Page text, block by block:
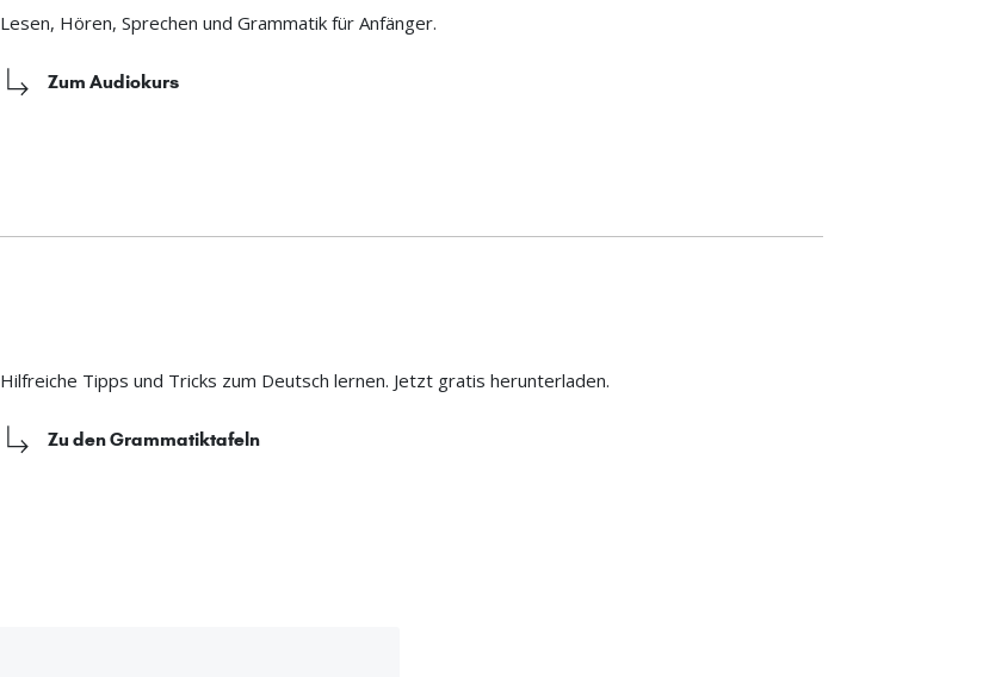
Lesen, Hören, Sprechen und Grammatik für Anfänger.
Zum Audiokurs
Hilfreiche Tipps und Tricks zum Deutsch lernen. Jetzt gratis herunterladen.
Zu den Grammatiktafeln